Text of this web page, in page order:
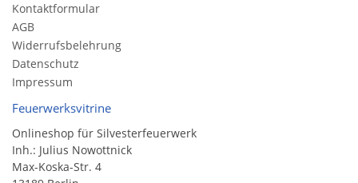
Kontaktformular
AGB
Widerrufsbelehrung
Datenschutz
Impressum
Feuerwerksvitrine
Onlineshop für Silvesterfeuerwerk
Inh.: Julius Nowottnick
Max-Koska-Str. 4